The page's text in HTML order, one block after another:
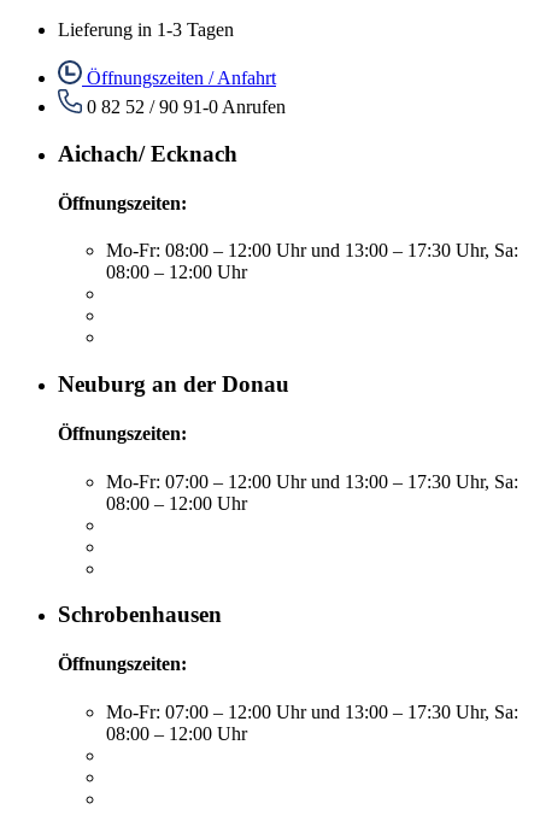
Lieferung in 1-3 Tagen
Öffnungszeiten / Anfahrt
0 82 52 / 90 91-0 Anrufen
Aichach/ Ecknach
Öffnungszeiten:
Mo-Fr: 08:00 – 12:00 Uhr und 13:00 – 17:30 Uhr, Sa:
08:00 – 12:00 Uhr
Neuburg an der Donau
Öffnungszeiten:
Mo-Fr: 07:00 – 12:00 Uhr und 13:00 – 17:30 Uhr, Sa:
08:00 – 12:00 Uhr
Schrobenhausen
Öffnungszeiten:
Mo-Fr: 07:00 – 12:00 Uhr und 13:00 – 17:30 Uhr, Sa:
08:00 – 12:00 Uhr